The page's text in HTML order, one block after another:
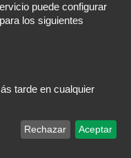
puede configurar
los siguientes
tarde en cualquier
Rechazar Aceptar